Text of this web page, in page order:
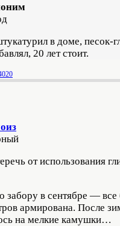
в доме, песок-
20 лет стоит.
от использования
забору в сентябре —
армирована. После
на мелкие камушки…